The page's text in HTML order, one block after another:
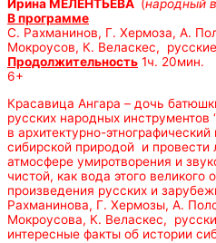
Ирина МЕЛЕНТЬЕВА (народный
В программе
С. Рахманинов, Г. Хермоза, А.
Мокроусов, К. Веласкес,
Продолжительность 1ч. 20мин.
6+
Красавица Ангара – дочь
русских народных инструментов
в архитектурно-
сибирской природой и провести
атмосфере умиротворения и
чистой, как вода этого великого
произведения русских и
Рахманинова, Г. Хермозы, А.
Мокроусова, К. Веласкес,
интересные факты об истории